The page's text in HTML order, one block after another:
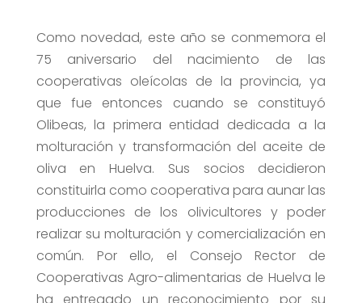
Como novedad, este año se conmemora el
75 aniversario del nacimiento de las
cooperativas oleícolas de la provincia, ya
que fue entonces cuando se constituyó
Olibeas, la primera entidad dedicada a la
molturación y transformación del aceite de
oliva en Huelva. Sus socios decidieron
constituirla como cooperativa para aunar las
producciones de los olivicultores y poder
realizar su molturación y comercialización en
común. Por ello, el Consejo Rector de
Cooperativas Agro-alimentarias de Huelva le
ha entregado un reconocimiento por su